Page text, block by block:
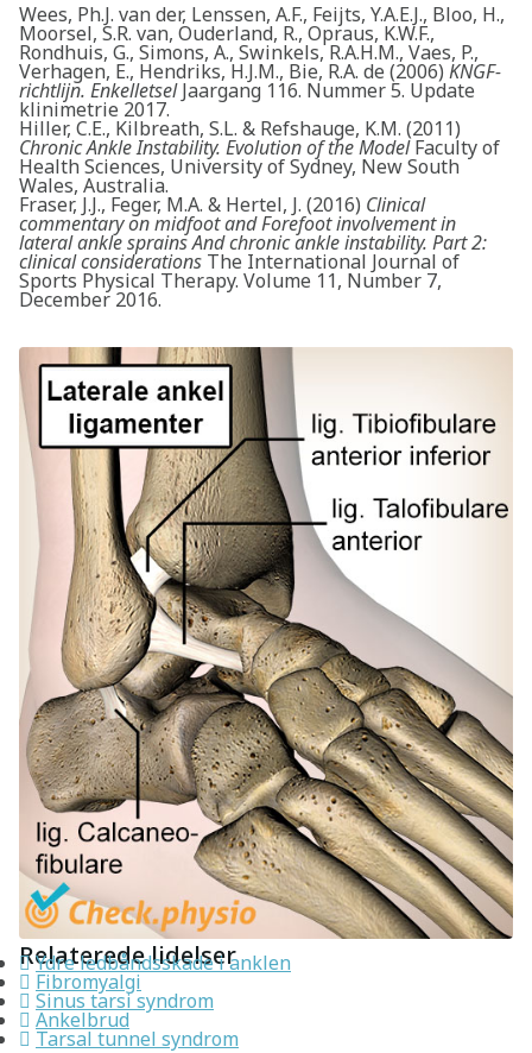
Wees, Ph.J. van der, Lenssen, A.F., Feijts, Y.A.E.J., Bloo, H.,
Moorsel, S.R. van, Ouderland, R., Opraus, K.W.F.,
Rondhuis, G., Simons, A., Swinkels, R.A.H.M., Vaes, P.,
Verhagen, E., Hendriks, H.J.M., Bie, R.A. de (2006) KNGF-
richtlijn. EnkelletselJaargang 116. Nummer 5. Update
klinimetrie 2017.
Hiller, C.E., Kilbreath, S.L. & Refshauge, K.M. (2011)
Chronic Ankle Instability. Evolution of the ModelFaculty of
Health Sciences, University of Sydney, New South
Wales, Australia.
Fraser, J.J., Feger, M.A. & Hertel, J. (2016) Clinical
commentary on midfoot and Forefoot involvement in
lateral ankle sprains And chronic ankle instability. Part 2:
clinical considerations The International Journal of
Sports Physical Therapy. Volume 11, Number 7,
December 2016.
Relaterede lidelser
Ydre ledbåndsskade i anklen
Fibromyalgi
Sinus tarsi syndrom
Ankelbrud
Tarsal tunnel syndrom